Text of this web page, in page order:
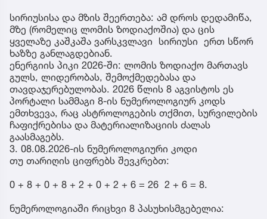
სირიუსისა და მზის შეერთება: ამ დროს დედამიწა,
მზე (რომელიც ლომის ზოდიაქოშია) და ცის
ყველაზე კაშკაშა ვარსკვლავი სირიუსი ერთ სწორ
ხაზზე განლაგდებიან.
ენერგიის პიკი 2026-ში: ლომის ზოდიაქო მართავს
გულს, ლიდერობას, შემოქმედებასა და
თავდაჯერებულობას. 2026 წლის 8 აგვისტოს ეს
პორტალი სამმაგი 8-ის ნუმეროლოგიურ კოდს
ემთხვევა, რაც ასტროლოგების თქმით, სურვილების
ჩაფიქრებისა და მატერიალიზაციის ძალას
გაასმაგებს.
3. 08.08.2026-ის ნუმეროლოგიური კოდი
თუ თარიღის ციფრებს შევკრებთ:
0 + 8 + 0 + 8 + 2 + 0 + 2 + 6 = 26 2 + 6 = 8.
ნუმეროლოგიაში რიცხვი 8 პასუხისმგებელია: